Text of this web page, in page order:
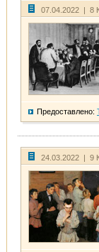
07.04.2022 | 8
Предоставлено:
24.03.2022 | 9